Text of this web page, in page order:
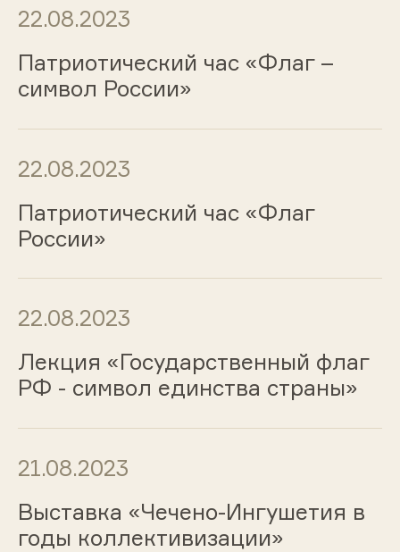
22.08.2023
Патриотический час «Флаг –
символ России»
22.08.2023
Патриотический час «Флаг
России»
22.08.2023
Лекция «Государственный флаг
РФ - символ единства страны»
21.08.2023
Выставка «Чечено-Ингушетия в
годы коллективизации»